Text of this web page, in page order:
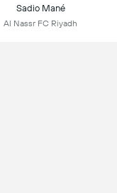
Sadio Mané
Al Nassr FC Riyadh